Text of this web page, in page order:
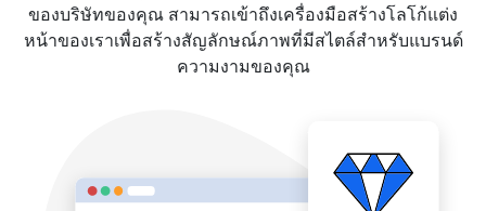
ของบริษัทของคุณ สามารถเข้าถึงเครื่องมือสร้างโลโก้แต่ง
หน้าของเราเพื่อสร้างสัญลักษณ์ภาพที่มีสไตล์สำหรับแบรนด์
ความงามของคุณ